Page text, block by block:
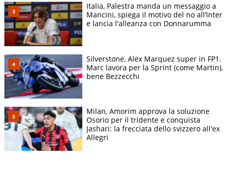
Italia, Palestra manda un messaggio a
Mancini, spiega il motivo del no all’Inter
e lancia l'alleanza con Donnarumma
Silverstone, Alex Marquez super in FP1.
Marc lavora per la Sprint (come Martin),
bene Bezzecchi
Milan, Amorim approva la soluzione
Osorio per il tridente e conquista
Jashari: la frecciata dello svizzero all'ex
Allegri